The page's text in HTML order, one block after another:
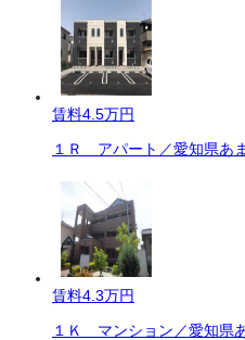
賃料4.5万円
１Ｒ アパート／愛知県あ
賃料4.3万円
１Ｋ マンション／愛知県